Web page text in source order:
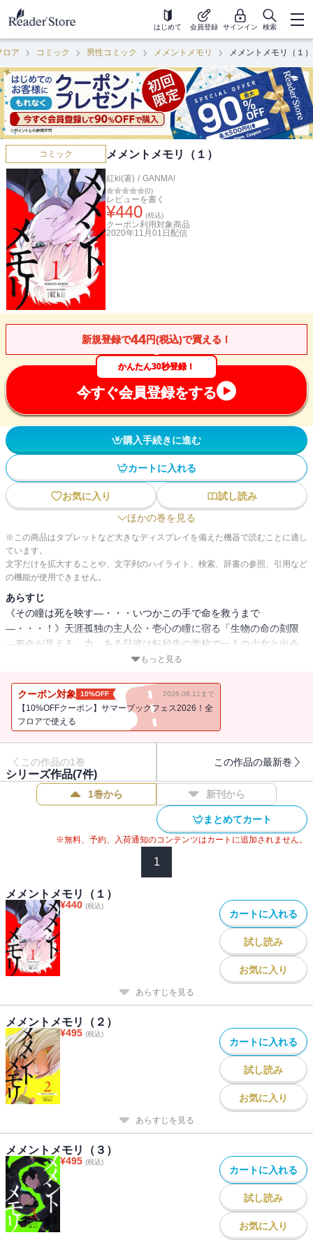
はじめて 会員登録 サインイン 検索
ロア コミック 男性コミック メメントメモリ メメントメモリ（１）
コミック メメントメモリ（１）
紅ki(著) / GANMA!
(0)
レビューを書く
¥440 (税込)
クーポン利用対象商品
2020年11月01日 配信
新規登録で44円(税込)で買える！
かんたん30秒登録！
今すぐ会員登録をする
購入手続きに進む
カートに入れる
お気に入り
試し読み
ほかの巻を見る
※この商品はタブレットなど大きなディスプレイを備えた機器で読むことに適し
ています。
文字だけを拡大することや、文字列のハイライト、検索、辞書の参照、引用など
の機能が使用できません。
あらすじ
《その瞳は死を映す―・・・いつかこの手で命を救うまで
―・・・！》天涯孤独の主人公・壱心の瞳に宿る「生物の命の刻限
―寿命が見える」力。ある日彼は転校先の学校で一人の少女と出会
う。意識せず視てしまった彼女の寿命は「78時間」。 死の定めを覆
～9話掲載分 / 著者名：紅ki）
もっと見る
クーポン対象 10%OFF 2026.08.11まで
【10%OFFクーポン】サマーブックフェス2026！全
フロアで使える
この作品の1巻 この作品の最新巻
シリーズ作品(7件)
1巻から 新刊から
まとめてカート
※無料、予約、入荷通知のコンテンツはカートに追加されません。
1
メメントメモリ（１）
¥440 (税込)
カートに入れる
試し読み
お気に入り
あらすじを見る
メメントメモリ（２）
¥495 (税込)
カートに入れる
試し読み
お気に入り
あらすじを見る
メメントメモリ（３）
¥495 (税込)
カートに入れる
試し読み
お気に入り